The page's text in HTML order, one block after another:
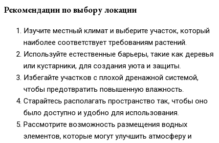
Рекомендации по выбору локации
Изучите местный климат и выберите участок, который
наиболее соответствует требованиям растений.
Используйте естественные барьеры, такие как деревья
или кустарники, для создания уюта и защиты.
Избегайте участков с плохой дренажной системой,
чтобы предотвратить повышенную влажность.
Старайтесь располагать пространство так, чтобы оно
было доступно и удобно для использования.
Рассмотрите возможность размещения водных
элементов, которые могут улучшить атмосферу и